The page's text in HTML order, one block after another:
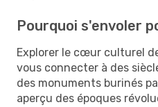
Pourquoi s'envoler
Explorer le cœur culturel
vous connecter à des
des monuments burinés
aperçu des époques